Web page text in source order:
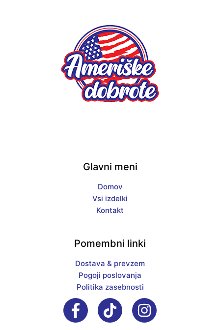
Glavni meni
Domov
Vsi izdelki
Kontakt
Pomembni linki
Dostava & prevzem
Pogoji poslovanja
Politika zasebnosti